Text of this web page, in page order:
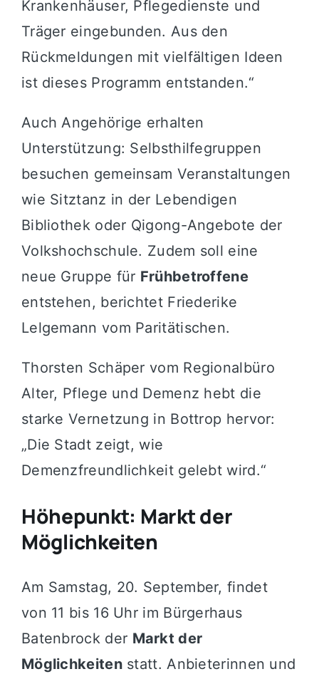
Krankenhäuser, Pflegedienste und
Träger eingebunden. Aus den
Rückmeldungen mit vielfältigen Ideen
ist dieses Programm entstanden.“
Auch Angehörige erhalten
Unterstützung: Selbsthilfegruppen
besuchen gemeinsam Veranstaltungen
wie Sitztanz in der Lebendigen
Bibliothek oder Qigong-Angebote der
Volkshochschule. Zudem soll eine
neue Gruppe für Frühbetroffene
entstehen, berichtet Friederike
Lelgemann vom Paritätischen.
Thorsten Schäper vom Regionalbüro
Alter, Pflege und Demenz hebt die
starke Vernetzung in Bottrop hervor:
„Die Stadt zeigt, wie
Demenzfreundlichkeit gelebt wird.“
Höhepunkt: Markt der
Möglichkeiten
Am Samstag, 20. September, findet
von 11 bis 16 Uhr im Bürgerhaus
Batenbrock der Markt der
Möglichkeitenstatt. Anbieterinnen und